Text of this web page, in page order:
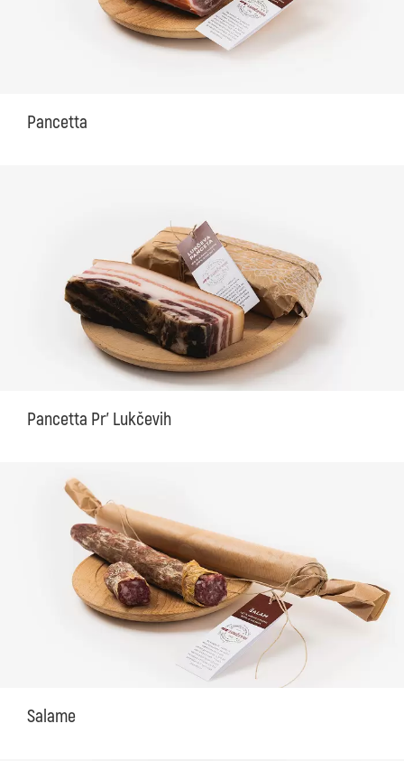
Pancetta
Pancetta Pr' Lukčevih
Salame